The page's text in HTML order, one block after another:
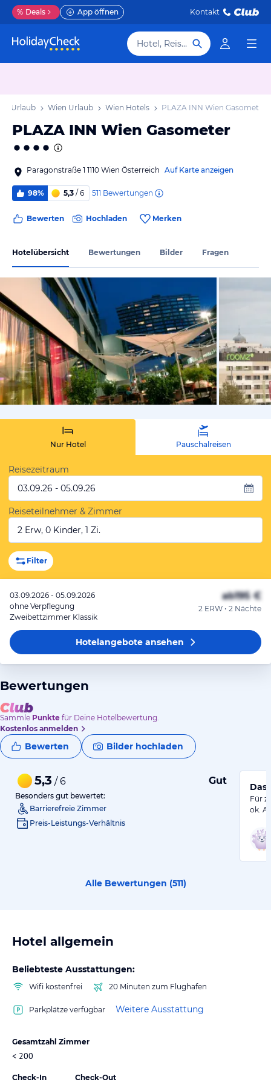
% Deals App öffnen Kontakt
Hotel, Reiseziel
Urlaub Wien Urlaub Wien Hotels PLAZA INN Wien Gasometer
PLAZA INN Wien Gasometer
Paragonstraße 1 1110 Wien Österreich Auf Karte anzeigen
98% 5,3 / 6 511 Bewertungen
Bewerten Hochladen Merken
Hotelübersicht Bewertungen Bilder Fragen
vom
Nur Hotel Pauschalreisen
Reisezeitraum
03.09.26 - 05.09.26
Reiseteilnehmer & Zimmer
2 Erw, 0 Kinder, 1 Zi.
Filter
03.09.2026 - 05.09.2026
ohne Verpflegung
Zweibettzimmer Klassik
ab195 €
2 ERW • 2 Nächte
Hotelangeboteansehen
Bewertungen
Sammle Punkte für Deine Hotelbewertung.
Kostenlos anmelden
Bewerten Bilder hochladen
5,3 / 6 Gut
Besonders gut bewertet:
Barrierefreie Zimmer
Preis-Leistungs-Verhältnis
Das
Für
ok.
Alle Bewertungen (511)
Hotel allgemein
Beliebteste Ausstattungen:
Wifi kostenfrei 20 Minuten zum Flughafen
Parkplätze verfügbar Weitere Ausstattung
Gesamtzahl Zimmer
< 200
Check-In Check-Out